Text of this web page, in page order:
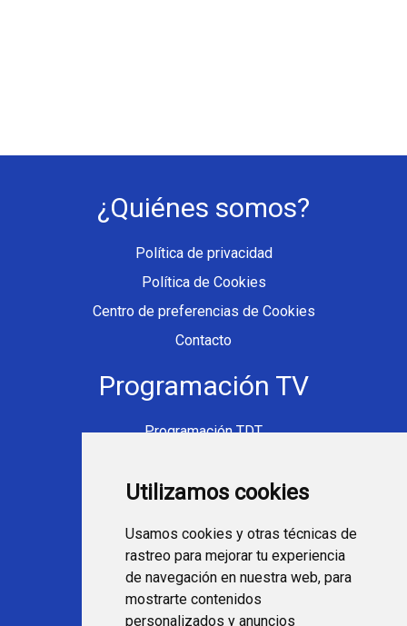
Utilizamos cookies
Usamos cookies y otras técnicas de
rastreo para mejorar tu experiencia
de navegación en nuestra web, para
mostrarte contenidos
personalizados y anuncios
¿Quiénes somos?
Política de privacidad
Política de Cookies
Centro de preferencias de Cookies
Contacto
Programación TV
Programación TDT
Ver TV Online
Fútbol en la tele
Programación en TV